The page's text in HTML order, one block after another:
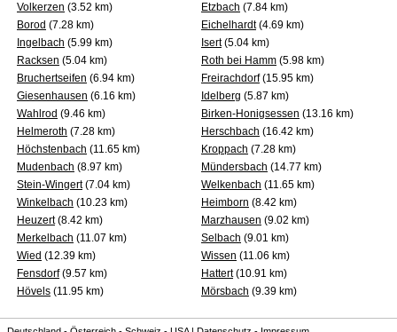
Volkerzen (3.52 km) Etzbach (7.84 km)
Borod (7.28 km) Eichelhardt(4.69 km)
Ingelbach (5.99 km) Isert(5.04 km)
Racksen (5.04 km) Roth bei Hamm (5.98 km)
Bruchertseifen (6.94 km) Freirachdorf(15.95 km)
Giesenhausen (6.16 km) Idelberg (5.87 km)
Wahlrod (9.46 km) Birken-Honigsessen (13.16 km)
Helmeroth (7.28 km) Herschbach (16.42 km)
Höchstenbach (11.65 km) Kroppach (7.28 km)
Mudenbach (8.97 km) Mündersbach (14.77 km)
Stein-Wingert(7.04 km) Welkenbach (11.65 km)
Winkelbach (10.23 km) Heimborn (8.42 km)
Heuzert(8.42 km) Marzhausen (9.02 km)
Merkelbach (11.07 km) Selbach (9.01 km)
Wied (12.39 km) Wissen (11.06 km)
Fensdorf(9.57 km) Hattert(10.91 km)
Hövels (11.95 km) Mörsbach (9.39 km)